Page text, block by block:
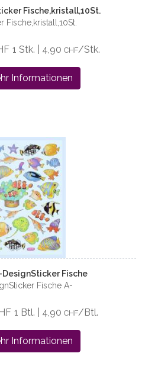
Fische,kristall,10St.
Fische,kristall,10St.
1 Stk. | 4,90 CHF/Stk.
Informationen
DesignSticker Fische
Fische A-
1 Btl. | 4,90 CHF/Btl.
Informationen